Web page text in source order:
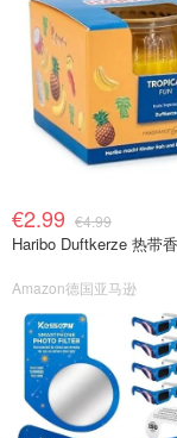
€2.99 €4.99
Haribo Duftkerze 热带
Amazon德国亚马逊